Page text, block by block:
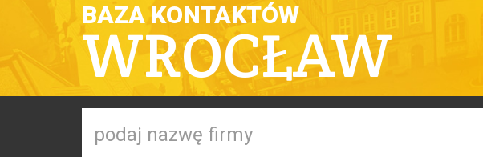
BAZA KONTAKTÓW
WROCŁAW